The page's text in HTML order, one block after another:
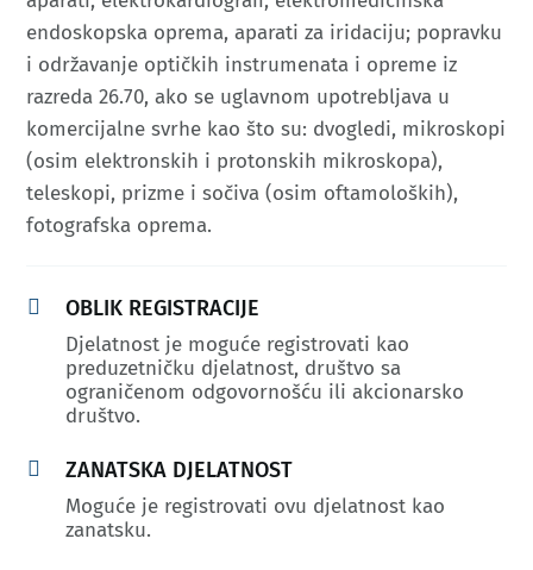
endoskopska oprema, aparati za iridaciju; popravku
i održavanje optičkih instrumenata i opreme iz
razreda 26.70, ako se uglavnom upotrebljava u
komercijalne svrhe kao što su: dvogledi, mikroskopi
(osim elektronskih i protonskih mikroskopa),
teleskopi, prizme i sočiva (osim oftamoloških),
fotografska oprema.​
 OBLIK REGISTRACIJE
Djelatnost je moguće registrovati kao
preduzetničku djelatnost, društvo sa
ograničenom odgovornošću ili akcionarsko
društvo.
 ZANATSKA DJELATNOST
Moguće je registrovati ovu djelatnost kao
zanatsku.